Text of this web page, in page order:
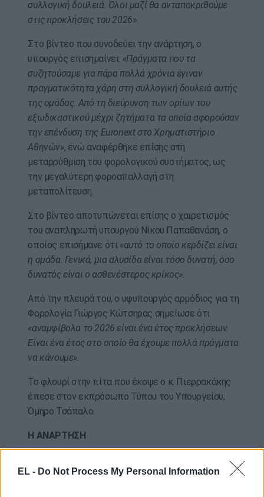
EL - Do Not Process My Personal Information
συλλογική δουλειά. Όλοι μαζί θα ανταποκριθούμε
στις προκλήσεις του 2026».
Στο βίντεο που συνοδεύει την ανάρτηση, ο
υπουργός επισημαίνει: «Πράγματα που τα
συζητούσαμε για πάρα πολλά χρόνια έγιναν
πραγματικότητα χάρη στη συλλογική δουλειά αυτής
της ομάδας. Από τη διεύρυνση των ορίων του
εξωδικαστικού μέχρι ζητήματα τα οποία αφορούσαν
την επένδυση της Euronext στο Χρηματιστήριο
Αθηνών», ενώ αναφέρθηκε επίσης στη
μεταρρύθμιση του φορολογικού συστήματος, ως
την μεγαλύτερη φοροαπαλλαγή στη
μεταπολίτευση.
Στο βίντεο αποτυπώνεται επίσης ο χαιρετισμός
του αναπληρωτή υπουργού Νίκου Παπαθανάση, ο
οποίος επισήμανε ότι«αυτό το οποίο κερδίζει είναι
η ομάδα. Γενικά, μια αλυσίδα είναι τόσο δυνατή, όσο
δυνατός είναι ο ασθενέστερος κρίκος».
Από την πλευρά του, ο υφυπουργός αρμόδιος για τη
Φορολογία Γιώργος Κώτσηρας σημείωσε ότι
«αναμφίβολα το 2026 είναι ένα έτος προκλήσεων.
Είναι ένα έτος στο οποίο θα έχουμε πολλά πράγματα
να κάνουμε».
Το φλουρί στην πίτα που έκοψε ο κ. Πιερρακάκης
έπεσε στον εκπρόσωπο Τύπου του Υπουργείου,
Όμηρο Τσάπαλο.
Η ΑΝΑΡΤΗΣΗ
https://www.facebook.com/reel/1590985628569351